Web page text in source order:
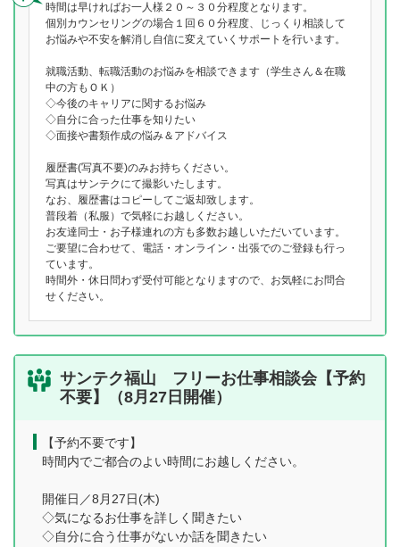
時間は早ければお一人様２０～３０分程度となります。
個別カウンセリングの場合１回６０分程度、じっくり相談して
お悩みや不安を解消し自信に変えていくサポートを行います。
就職活動、転職活動のお悩みを相談できます（学生さん＆在職
中の方もＯＫ）
◇今後のキャリアに関するお悩み
◇自分に合った仕事を知りたい
◇面接や書類作成の悩み＆アドバイス
履歴書(写真不要)のみお持ちください。
写真はサンテクにて撮影いたします。
なお、履歴書はコピーしてご返却致します。
普段着（私服）で気軽にお越しください。
お友達同士・お子様連れの方も多数お越しいただいています。
ご要望に合わせて、電話・オンライン・出張でのご登録も行っ
ています。
時間外・休日問わず受付可能となりますので、お気軽にお問合
せください。
サンテク福山 フリーお仕事相談会【予約
不要】（8月27日開催）
【予約不要です】
時間内でご都合のよい時間にお越しください。
開催日／8月27日(木)
◇気になるお仕事を詳しく聞きたい
◇自分に合う仕事がないか話を聞きたい